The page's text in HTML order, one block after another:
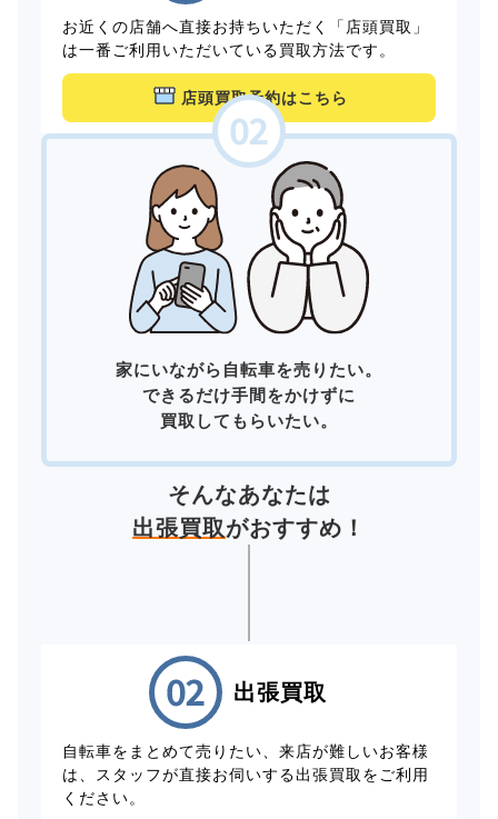
お近くの店舗へ直接お持ちいただく「店頭買取」
は一番ご利用いただいている買取方法です。
店頭買取予約はこちら
家にいながら自転車を売りたい。
できるだけ手間をかけずに
買取してもらいたい。
そんなあなたは
出張買取がおすすめ！
出張買取
自転車をまとめて売りたい、来店が難しいお客様
は、スタッフが直接お伺いする出張買取をご利用
ください。